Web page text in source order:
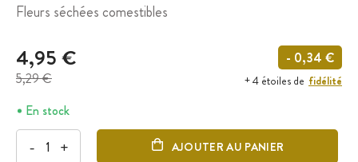
Fleurs séchées comestibles
4,95 €
5,29 €
- 0,34 €
+ 4 étoiles de fidélité
En stock
- + AJOUTER AU PANIER